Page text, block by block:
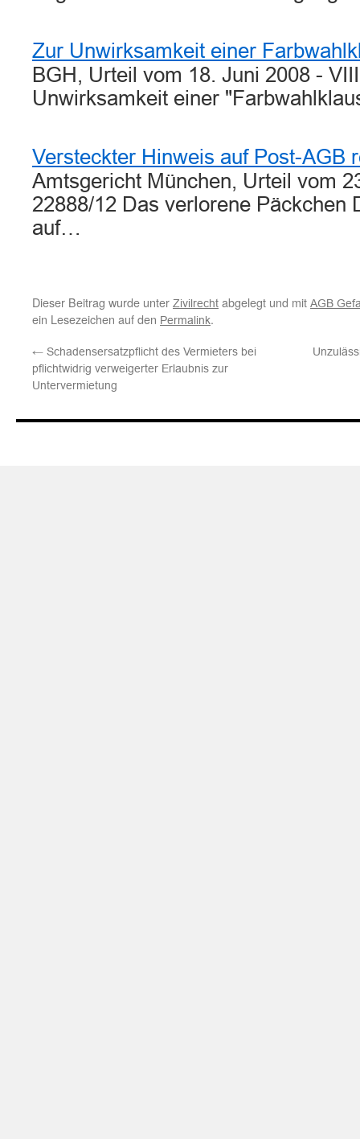
Zur Unwirksamkeit einer
BGH, Urteil vom 18. Juni 2008 -
Unwirksamkeit einer
Versteckter Hinweis auf Post-AGB
Amtsgericht München, Urteil vom
22888/12 Das verlorene Päckchen
auf…
Dieser Beitrag wurde unter Zivilrecht abgelegt und mit AGB
ein Lesezeichen auf den Permalink.
← Schadensersatzpflicht des Vermieters bei
pflichtwidrig verweigerter Erlaubnis zur
Untervermietung